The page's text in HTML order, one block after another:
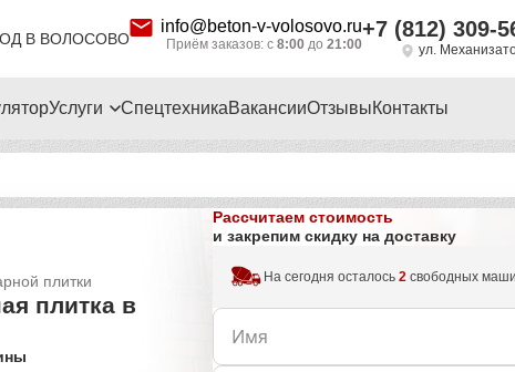
В ВОЛОСОВО
info@beton-v-volosovo.ru
Приём заказов: с 8:00 до 21:00
+7 (812) 309-
ул.
Услуги СпецтехникаВакансииОтзывыКонтакты
плитки
плитка в
Рассчитаем стоимость
и закрепим скидку на доставку
На сегодня осталось2 свободных